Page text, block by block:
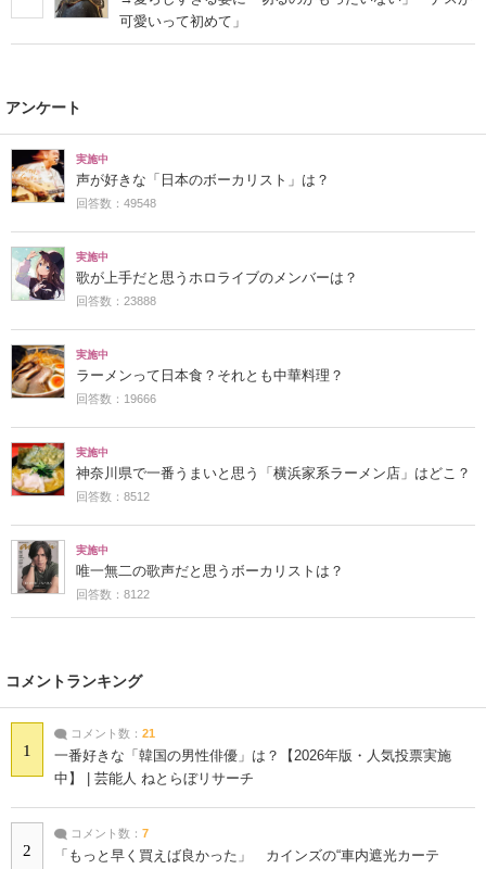
可愛いって初めて」
アンケート
実施中
声が好きな「日本のボーカリスト」は？
回答数：49548
実施中
歌が上手だと思うホロライブのメンバーは？
回答数：23888
実施中
ラーメンって日本食？それとも中華料理？
回答数：19666
実施中
神奈川県で一番うまいと思う「横浜家系ラーメン店」はどこ？
回答数：8512
実施中
唯一無二の歌声だと思うボーカリストは？
回答数：8122
コメントランキング
1
コメント数： 21
一番好きな「韓国の男性俳優」は？【2026年版・人気投票実施
中】 | 芸能人 ねとらぼリサーチ
2
コメント数： 7
「もっと早く買えば良かった」 カインズの“車内遮光カーテ